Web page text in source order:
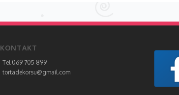
KONTAKT
Tel 069 705 899
tortadekorsu@gmail.com